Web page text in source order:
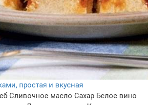
простая и вкусная
Сливочное масло Сахар Белое вино